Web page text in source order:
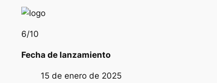
6/10
Fecha de lanzamiento
15 de enero de 2025